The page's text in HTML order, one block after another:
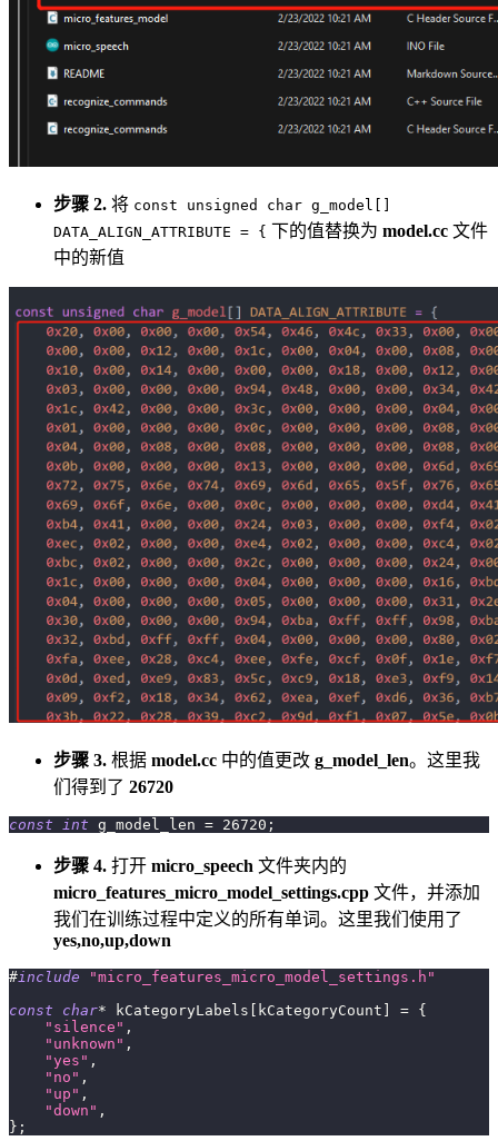
步骤 2. 将 const unsigned char g_model[]
DATA_ALIGN_ATTRIBUTE = { 下的值替换为 model.cc 文件
中的新值
步骤 3. 根据 model.cc 中的值更改 g_model_len。这里我
们得到了 26720
const int g_model_len = 26720 ;
步骤 4. 打开 micro_speech 文件夹内的
micro_features_micro_model_settings.cpp 文件，并添加
我们在训练过程中定义的所有单词。这里我们使用了
yes,no,up,down
#include
"micro_features_micro_model_settings.h"
const
char* kCategoryLabels kCategoryCount = {
"silence" ,
"unknown" ,
"yes" ,
"no" ,
"up" ,
"down" ,
} ;